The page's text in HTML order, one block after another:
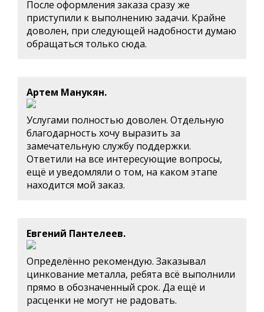
После оформления заказа сразу же
приступили к выполнению задачи. Крайне
доволен, при следующей надобности думаю
обращаться только сюда.
Артем Манукян.
Услугами полностью доволен. Отдельную
благодарность хочу выразить за
замечательную службу поддержки.
Ответили на все интересующие вопросы,
ещё и уведомляли о том, на каком этапе
находится мой заказ.
Евгений Пантелеев.
Определённо рекомендую. Заказывал
цинкование металла, ребята всё выполнили
прямо в обозначенный срок. Да ещё и
расценки не могут не радовать.